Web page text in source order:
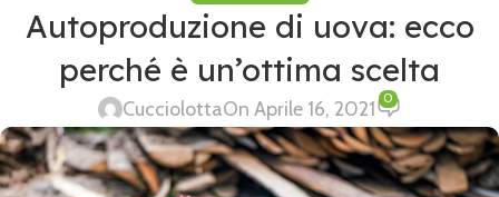
Autoproduzione di uova: ecco
perché è un’ottima scelta
CucciolottaOn Aprile 16, 2021 0